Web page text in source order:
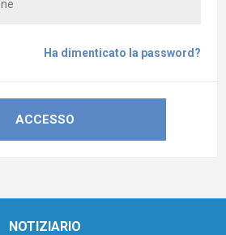
Ha dimenticato la password?
NOTIZIARIO